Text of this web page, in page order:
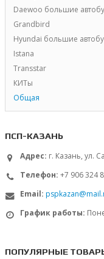
Daewoo большие
Grandbird
Hyundai большие
Istana
Transstar
КИТы
Общая
ПСП-КАЗАНЬ
Адрес: г. Казань, ул.
Телефон: +7 906 324
Email:
График работы:
ПОПУЛЯРНЫЕ